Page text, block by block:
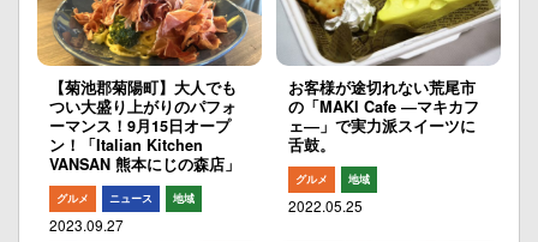
【菊池郡菊陽町】大人でも
つい大盛り上がりのパフォ
ーマンス！9月15日オープ
ン！「Italian Kitchen
VANSAN 熊本にじの森店」
グルメ ニュース 地域
2023.09.27
お客様が途切れない荒尾市
の「MAKI Cafe ―マキカフ
ェ―」で実力派スイーツに
舌鼓。
グルメ 地域
2022.05.25